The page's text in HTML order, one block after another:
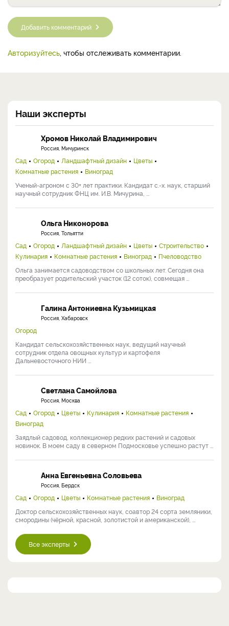
Добавить комментарий
Авторизуйтесь, чтобы отслеживать комментарии.
Наши эксперты
Хромов Николай Владимирович
Россия, Мичуринск
Сад Огород Ландшафтный дизайн
Цветы
Комнатные растения
Виноград
Ученый-агроном с 30+ лет практики. Кандидат с.-х. наук, старший
научный сотрудник ФНЦ им. И.В. Мичурина, ...
Ольга Никонорова
Россия, Тольятти
Сад Огород Ландшафтный дизайн Цветы
Строительство
Кулинария
Комнатные растения Виноград
Пчеловодство
Ольга занимается садоводством со школьных лет. Сегодня она
преобразует родительский участок (12 соток), совмещая ...
Галина Антониевна Кузьмицкая
Россия, Хабаровск
Огород
Кандидат сельскохозяйственных наук, ведущий научный
сотрудник отдела овощных культур и картофеля
Дальневосточного НИИ ...
Светлана Самойлова
Россия, Москва
Сад Огород Цветы Кулинария
Комнатные растения
Виноград
Заядлый садовод, коллекционер редких растений и садовых
новинок. В моем саду в северном Подмосковье успешно растут ...
Анна Евгеньевна Соловьева
Россия, Бердск
Сад Огород Цветы Комнатные растения
Виноград
Доктор сельскохозяйственных наук, соавтор 24 сорта земляники,
смородины (чёрной, красной, золотистой и американской), ...
Все эксперты